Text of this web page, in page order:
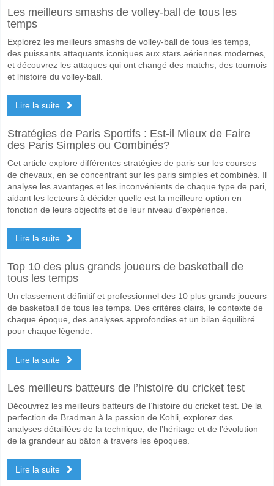
Les meilleurs smashs de volley-ball de tous les
temps
Explorez les meilleurs smashs de volley-ball de tous les temps,
des puissants attaquants iconiques aux stars aériennes modernes,
et découvrez les attaques qui ont changé des matchs, des tournois
et lhistoire du volley-ball.
Lire la suite
Stratégies de Paris Sportifs : Est-il Mieux de Faire
des Paris Simples ou Combinés?
Cet article explore différentes stratégies de paris sur les courses
de chevaux, en se concentrant sur les paris simples et combinés. Il
analyse les avantages et les inconvénients de chaque type de pari,
aidant les lecteurs à décider quelle est la meilleure option en
fonction de leurs objectifs et de leur niveau d'expérience.
Lire la suite
Top 10 des plus grands joueurs de basketball de
tous les temps
Un classement définitif et professionnel des 10 plus grands joueurs
de basketball de tous les temps. Des critères clairs, le contexte de
chaque époque, des analyses approfondies et un bilan équilibré
pour chaque légende.
Lire la suite
Les meilleurs batteurs de l’histoire du cricket test
Découvrez les meilleurs batteurs de l’histoire du cricket test. De la
perfection de Bradman à la passion de Kohli, explorez des
analyses détaillées de la technique, de l’héritage et de l’évolution
de la grandeur au bâton à travers les époques.
Lire la suite